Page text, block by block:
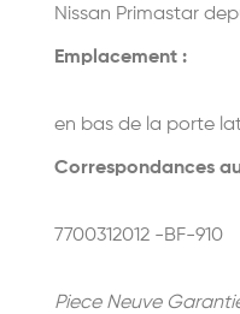
Nissan Primastar
Emplacement :
en bas de la porte
Correspondances
7700312012 -BF-910
Piece Neuve